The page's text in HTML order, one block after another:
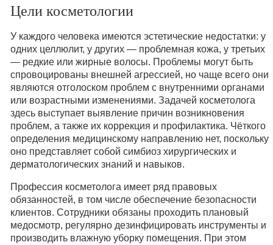
Цели косметологии
У каждого человека имеются эстетические недостатки: у
одних целлюлит, у других — проблемная кожа, у третьих
— редкие или жирные волосы. Проблемы могут быть
спровоцированы внешней агрессией, но чаще всего они
являются отголоском проблем с внутренними органами
или возрастными изменениями. Задачей косметолога
здесь выступает выявление причин возникновения
проблем, а также их коррекция и профилактика. Чёткого
определения медицинскому направлению нет, поскольку
оно представляет собой симбиоз хирургических и
дерматологических знаний и навыков.
Профессия косметолога имеет ряд правовых
обязанностей, в том числе обеспечение безопасности
клиентов. Сотрудники обязаны проходить плановый
медосмотр, регулярно дезинфицировать инструменты и
производить влажную уборку помещения. При этом